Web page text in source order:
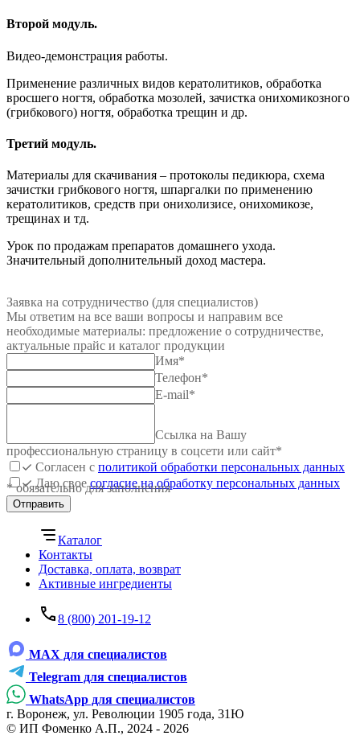
Второй модуль.
Видео-демонстрация работы.
Применение различных видов кератолитиков, обработка
вросшего ногтя, обработка мозолей, зачистка онихомикозного
(грибкового) ногтя, обработка трещин и др.
Третий модуль.
Материалы для скачивания – протоколы педикюра, схема
зачистки грибкового ногтя, шпаргалки по применению
кератолитиков, средств при онихолизисе, онихомикозе,
трещинах и тд.
Урок по продажам препаратов домашнего ухода.
Значительный дополнительный доход мастера.
Заявка на сотрудничество (для специалистов)
Мы ответим на все ваши вопросы и направим все
необходимые материалы: предложение о сотрудничестве,
актуальные прайс и каталог продукции
Имя*
Телефон*
E-mail*
Ссылка на Вашу
профессиональную страницу в соцсети или сайт*
Согласен с политикой обработки персональных данных
Даю своесогласие на обработку персональных данных
* обязательно для заполнения
Отправить
Каталог
Контакты
Доставка, оплата, возврат
Активные ингредиенты
8 (800) 201-19-12
MAX для специалистов
Telegram для специалистов
WhatsApp для специалистов
г. Воронеж, ул. Революции 1905 года, 31Ю
© ИП Фоменко А.П., 2024 - 2026